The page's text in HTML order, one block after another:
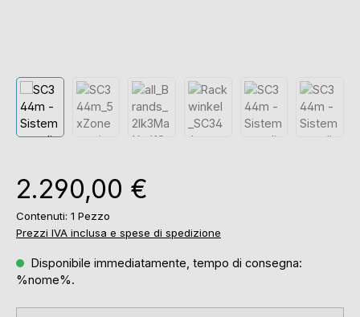
Prezzo normale:
2.290,00 €
Contenuti: 1 Pezzo
Prezzi IVA inclusa e spese di spedizione
Disponibile immediatamente, tempo di consegna:
%nome%.